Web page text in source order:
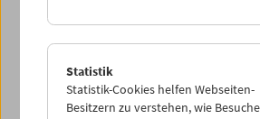
Share on
Statistik
Statistik-Cookies helfen Webseiten-
Besitzern zu verstehen, wie